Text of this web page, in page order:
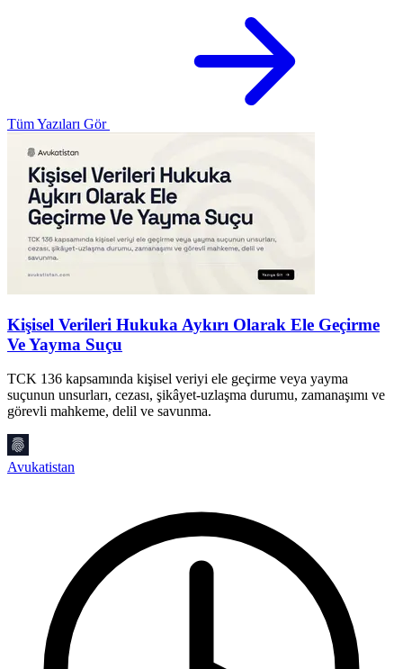
Tüm Yazıları Gör
Kişisel Verileri Hukuka Aykırı Olarak Ele Geçirme
Ve Yayma Suçu
TCK 136 kapsamında kişisel veriyi ele geçirme veya yayma
suçunun unsurları, cezası, şikâyet-uzlaşma durumu, zamanaşımı ve
görevli mahkeme, delil ve savunma.
Avukatistan